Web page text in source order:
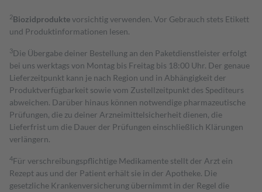
2Biozidproduktevorsichtig verwenden. Vor Gebrauch stets Etikett
und Produktinformationen lesen.
3Die Übergabe deiner Bestellung an den Paketdienstleister erfolgt
bei uns werktags von Montag bis Freitag bis 18:00 Uhr. Der genaue
Lieferzeitpunkt kann je nach Region und in Abhängigkeit der
Produktverfügbarkeit sowie vom Zustellzeitpunkt des Spediteurs
abweichen. Darüber hinaus können notwendige pharmazeutische
Prüfungen, die zu deiner Arzneimittelsicherheit dienen, die
Lieferfrist um die Dauer der Prüfungen einschließlich Klärungen
verlängern.
4Für verschreibungspflichtige Medikamente stellt der Arzt ein
Rezept aus und der Patient erhält sie in der Apotheke. Die
gesetzliche Krankenversicherung übernimmt in der Regel die